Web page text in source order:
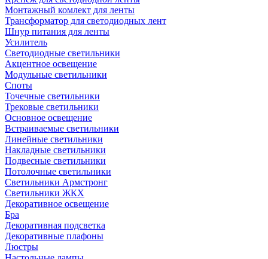
Монтажный комлект для ленты
Трансформатор для светодиодных лент
Шнур питания для ленты
Усилитель
Светодиодные светильники
Акцентное освещение
Модульные светильники
Споты
Точечные светильники
Трековые светильники
Основное освещение
Встраиваемые светильники
Линейные светильники
Накладные светильники
Подвесные светильники
Потолочные светильники
Светильники Армстронг
Светильники ЖКХ
Декоративное освещение
Бра
Декоративная подсветка
Декоративные плафоны
Люстры